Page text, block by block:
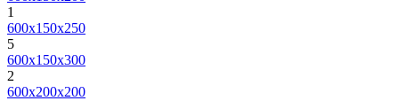
1
600х150х250
5
600х150х300
2
600х200х200